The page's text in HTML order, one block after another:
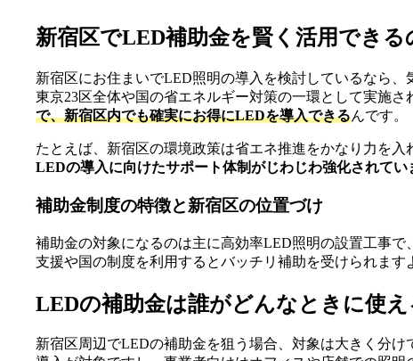
新宿区でLED補助金を賢く活用できる
新宿区にお住まいでLED照明の導入を検討しているなら
東京23区全体や国の省エネルギー対策の一環として実施さ
で、新宿区内でも確実にお得にLEDを導入できるんです。
たとえば、新宿区の環境政策は省エネ推進をかなり力を
LEDの導入に向けたサポート体制がじわじわ強化されてい
補助金制度の特徴と新宿区の位置づけ
補助金の対象になるのは主に高効率LED照明の設置工事
支援や国の制度を利用するとバッチリ補助を受けられま
LEDの補助金は誰がどんなときに使え
新宿区周辺でLEDの補助金を狙う場合、対象は大きく分